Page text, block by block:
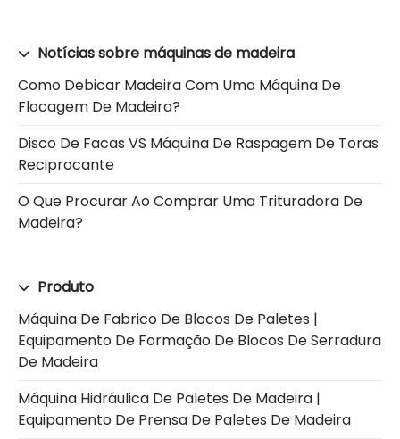
Notícias sobre máquinas de madeira
Como Debicar Madeira Com Uma Máquina De
Flocagem De Madeira?
Disco De Facas VS Máquina De Raspagem De Toras
Reciprocante
O Que Procurar Ao Comprar Uma Trituradora De
Madeira?
Produto
Máquina De Fabrico De Blocos De Paletes |
Equipamento De Formação De Blocos De Serradura
De Madeira
Máquina Hidráulica De Paletes De Madeira |
Equipamento De Prensa De Paletes De Madeira